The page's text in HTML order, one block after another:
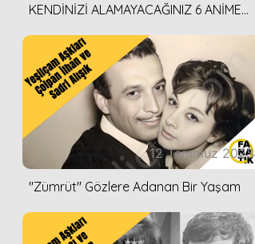
KENDİNİZİ ALAMAYACAĞINIZ 6 ANİME
12 Temmuz 2023
''Zümrüt'' Gözlere Adanan Bir Yaşam